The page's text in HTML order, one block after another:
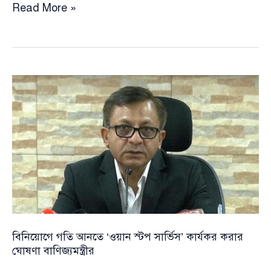
বৃহস্পতিবার
হচ্ছে
দেশের
একমাত্র
তেল
শোধনাগার
Read More »
বিনিয়োগে গতি আনতে ‘ওয়ান স্টপ সার্ভিস’ কার্যকর করার
ঘোষণা বাণিজ্যমন্ত্রীর